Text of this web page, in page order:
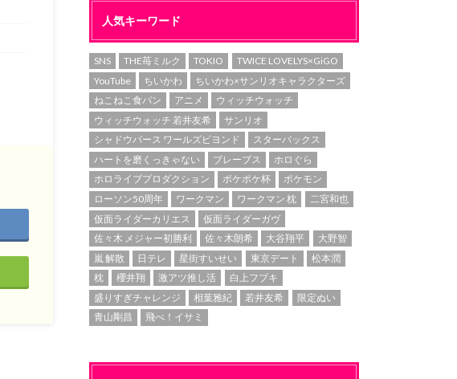
人気キーワード
SNS THE苺ミルク TOKIO
TWICE LOVELYS×GiGO
YouTube
ちいかわ
ちいかわ×サンリオキャラクターズ
ねこねこ食パン
アニメ
ウィッチウォッチ
ウィッチウォッチ 若井友希
サンリオ
シャドウバース ワールズビヨンド
スターバックス
ハートを磨くっきゃない
ブレーブス
ホロぐら
ホロライブプロダクション
ポケポケ杯
ポケモン
ローソン50周年
ワークマン ワークマン 枕
二宮和也
仮面ライダーカリエス
仮面ライダーガヴ
佐々木 メジャー初勝利
佐々木朗希 大谷翔平
大野智
嵐 解散
日テレ 星街すいせい 東京デート
松本潤
枕
櫻井翔 激アツ推し活
白上フブキ
盛りすぎチャレンジ
相葉雅紀 若井友希
限定ぬい
青山剛昌
飛べ！イサミ